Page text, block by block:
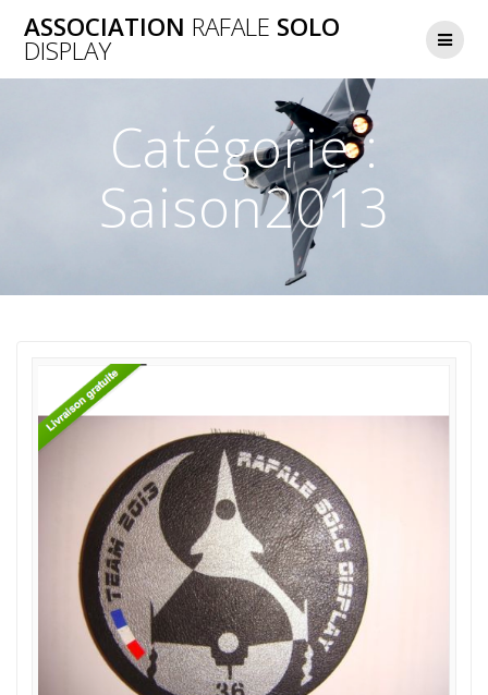
to
ASSOCIATION RAFALE SOLO
DISPLAY
Catégorie :
Saison2013